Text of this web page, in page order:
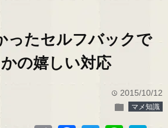
ったセルフバックで
の嬉しい対応
time 2015/10/12
folder マメ知識